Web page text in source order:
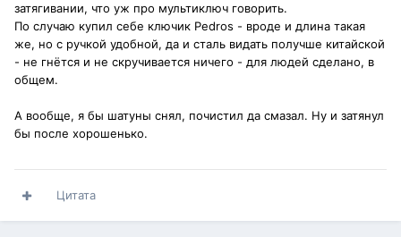
затягивании, что уж про мультиключ говорить.
По случаю купил себе ключик Pedros - вроде и длина такая
же, но с ручкой удобной, да и сталь видать получше китайской
- не гнётся и не скручивается ничего - для людей сделано, в
общем.
А вообще, я бы шатуны снял, почистил да смазал. Ну и затянул
бы после хорошенько.
Цитата